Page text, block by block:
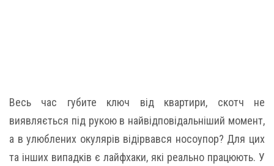
Весь час губите ключ від квартири, скотч не
виявляється під рукою в найвідповідальніший момент,
а в улюблених окулярів відірвався носоупор? Для цих
та інших випадків є лайфхаки, які реально працюють. У